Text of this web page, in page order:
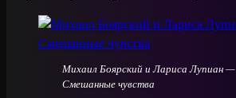
Михаил Боярский и Лариса Лупиан —
Смешанные чувства